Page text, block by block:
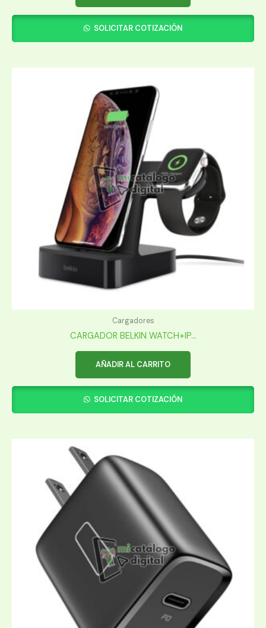
SOLICITAR COTIZACIÓN
Cargadores
CARGADOR BELKIN WATCH+IP...
AÑADIR AL CARRITO
SOLICITAR COTIZACIÓN